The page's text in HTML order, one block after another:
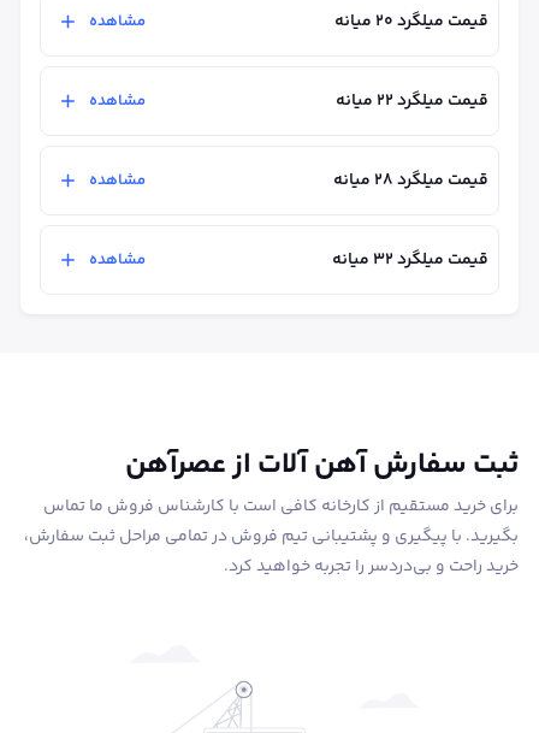
قیمت میلگرد ۲۰ میانه مشاهده
قیمت میلگرد ۲۲ میانه مشاهده
قیمت میلگرد ۲۸ میانه مشاهده
قیمت میلگرد ۳۲ میانه مشاهده
ثبت سفارش آهن آلات از عصرآهن
برای خرید مستقیم از کارخانه کافی است با کارشناس فروش ما تماس
بگیرید. با پیگیری و پشتیبانی تیم فروش در تمامی مراحل ثبت سفارش،
خرید راحت و بی‌دردسر را تجربه خواهید کرد.